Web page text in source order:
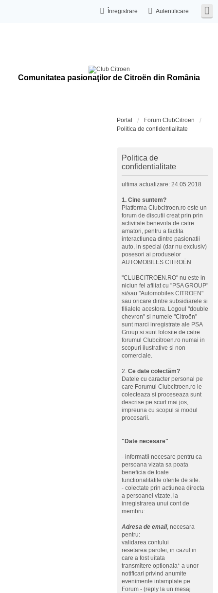
Autentificare
Înregistrare
Comunitatea pasionaţilor de Citroën din România
Portal
Forum ClubCitroen
Politica de confidentialitate
Politica de
confidentialitate
ultima actualizare: 24.05.2018
1. Cine suntem?
Platforma Clubcitroen.ro este un
forum de discutii creat prin prin
activitate benevola de catre
amatori, pentru a faclita
interactiunea dintre pasionatii
auto, in special (dar nu exclusiv)
posesori ai produselor
AUTOMOBILES CITROËN
"CLUBCITROEN.RO" nu este in
niciun fel afiliat cu "PSA GROUP"
si/sau "Automobiles CITROEN"
sau oricare dintre subsidiarele si
filialele acestora. Logoul "double
chevron" si numele "Citroën"
sunt marci inregistrate ale PSA
Group si sunt folosite de catre
forumul Clubcitroen.ro numai in
scopuri ilustrative si non
comerciale.
2. Ce date colectăm?
Datele cu caracter personal pe
care Forumul Clubcitroen.ro le
colecteaza si proceseaza sunt
descrise pe scurt mai jos,
impreuna cu scopul si modul
procesarii.
"Date necesare"
- informatii necesare pentru ca
persoana vizata sa poata
beneficia de toate
functionalitatile oferite de site.
- colectate prin actiunea directa
a persoanei vizate, la
inregistrarea unui cont de
membru:
Adresa de email, necesara
pentru:
validarea contului
resetarea parolei, in cazul in
care a fost uitata
transmitere optionala* a unor
notificari privind anumite
evenimente intamplate pe
Forum - (reply la un mesaj